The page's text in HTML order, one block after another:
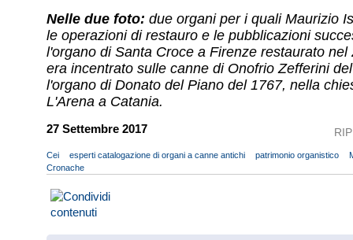
Nelle due foto: due organi per i quali Maurizio
le operazioni di restauro e le pubblicazioni
l'organo di Santa Croce a Firenze restaurato nel
era incentrato sulle canne di Onofrio Zefferini
l'organo di Donato del Piano del 1767, nella
L'Arena a Catania.
27 Settembre 2017
Cei esperti catalogazione di organi a canne antichi patrimonio organistico
Cronache